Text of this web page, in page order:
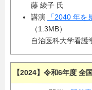
藤 綾子 氏
講演
「2040 年を
（1.3MB）
自治医科大学看
【2024】令和6年度 全